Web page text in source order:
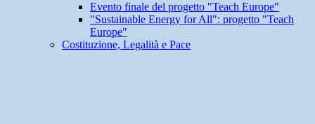
Evento finale del progetto "Teach Europe"
"Sustainable Energy for All": progetto "Teach
Europe"
Costituzione, Legalità e Pace